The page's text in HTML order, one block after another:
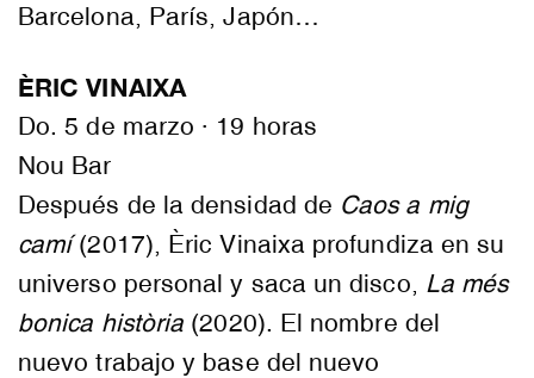
Barcelona, París, Japón…
ÈRIC VINAIXA
Do. 5 de marzo · 19 horas
Nou Bar
Después de la densidad de Caos a mig
camí(2017), Èric Vinaixa profundiza en su
universo personal y saca un disco, La més
bonica història (2020). El nombre del
nuevo trabajo y base del nuevo